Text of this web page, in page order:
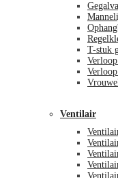
T-stuk
Ventilair